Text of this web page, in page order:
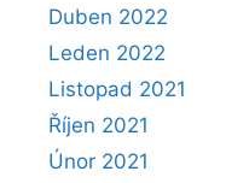
Duben 2022
Leden 2022
Listopad 2021
Říjen 2021
Únor 2021